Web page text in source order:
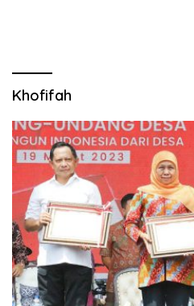
Khofifah